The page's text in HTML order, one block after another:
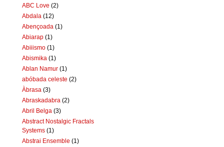
ABC Love (2)
Abdala (12)
Abençoada (1)
Abiarap (1)
Abiiismo (1)
Abismika (1)
Ablan Namur (1)
abóbada celeste (2)
Àbrasa (3)
Abraskadabra (2)
Abril Belga (3)
Abstract Nostalgic Fractals
Systems (1)
Abstrai Ensemble (1)